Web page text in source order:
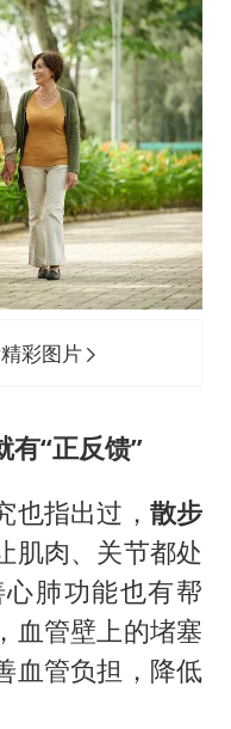
彩图片
有“正反馈”
也指出过， 散步
肌肉、关节都处
肺功能也有帮
血管壁上的堵塞
血管负担，降低